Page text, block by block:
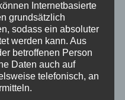
Internetbasierte
grundsätzlich
sodass ein absoluter
werden kann. Aus
betroffenen Person
Daten auch auf
telefonisch, an